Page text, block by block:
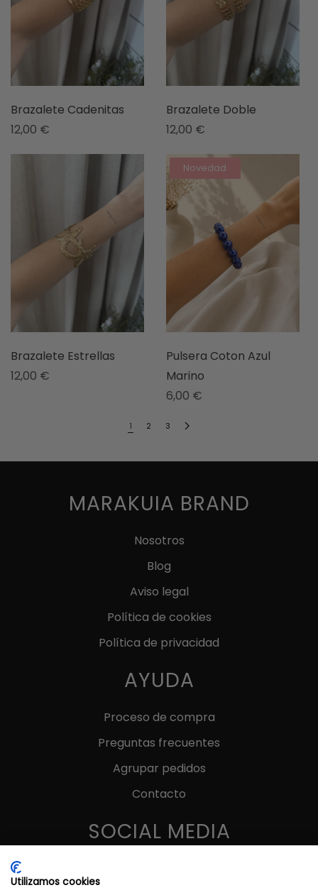
Brazalete Cadenitas
12,00 €
Brazalete Doble
12,00 €
Brazalete Estrellas
12,00 €
Novedad
Pulsera Coton Azul
Marino
6,00 €
1 2 3
MARAKUIA BRAND
Nosotros
Blog
Aviso legal
Política de cookies
Política de privacidad
AYUDA
Proceso de compra
Preguntas frecuentes
Agrupar pedidos
Contacto
SOCIAL MEDIA
Utilizamos cookies